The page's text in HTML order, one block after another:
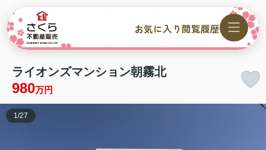
お気に入り 閲覧履歴
ライオンズマンション朝霧北
980万円
1 /27